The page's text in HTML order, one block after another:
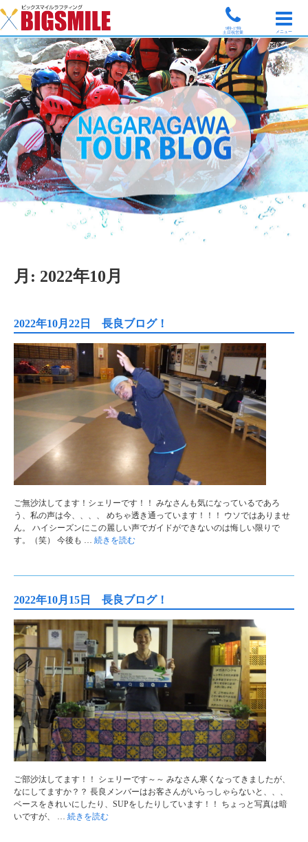
9時-17時
土日祝営業
メニュー
月: 2022年10月
2022年10月22日 長良ブログ！
ご無沙汰してます！シェリーです！！ みなさんも気になっているであろ
う、私の声は今、、、、 めちゃ透き通っています！！！ ウソではありませ
ん。 ハイシーズンにこの麗しい声でガイドができないのは悔しい限りで
す。（笑） 今後も … 続きを読む
2022年10月15日 長良ブログ！
ご部沙汰してます！！ シェリーです～～ みなさん寒くなってきましたが、
なにしてますか？？ 長良メンバーはお客さんがいらっしゃらないと、、、
ベースをきれいにしたり、SUPをしたりしています！！ ちょっと写真は暗
いですが、 … 続きを読む